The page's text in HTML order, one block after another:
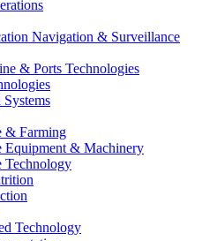
Navigation & Surveillance
& Ports Technologies
& Farming
Equipment & Machinery
Technology
Technology